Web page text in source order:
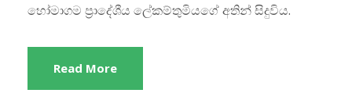
හෝමාගම ප්‍රාදේශීය ලේකම්තුමියගේ අතින් සිදුවිය.
Read More